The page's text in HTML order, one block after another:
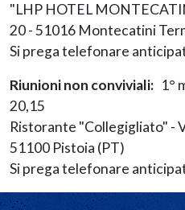
"LHP HOTEL
20 - 51016 Montecatini
Si prega telefonare
Riunioni non conviviali
1°
20,15
Ristorante "Collegigliato" -
51100 Pistoia (PT)
Si prega telefonare